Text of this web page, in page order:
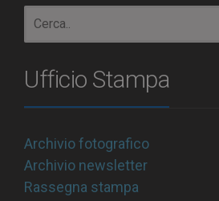
Ufficio Stampa
Archivio fotografico
Archivio newsletter
Rassegna stampa